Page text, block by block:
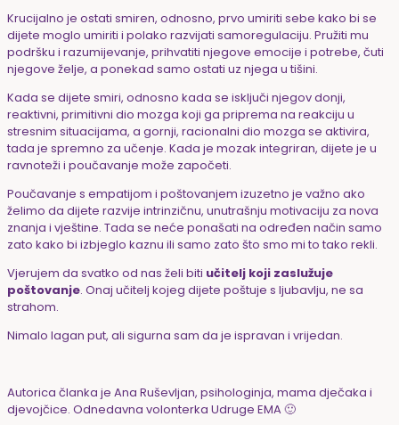
Krucijalno je ostati smiren, odnosno, prvo umiriti sebe kako bi se
dijete moglo umiriti i polako razvijati samoregulaciju. Pružiti mu
podršku i razumijevanje, prihvatiti njegove emocije i potrebe, čuti
njegove želje, a ponekad samo ostati uz njega u tišini.
Kada se dijete smiri, odnosno kada se isključi njegov donji,
reaktivni, primitivni dio mozga koji ga priprema na reakciju u
stresnim situacijama, a gornji, racionalni dio mozga se aktivira,
tada je spremno za učenje. Kada je mozak integriran, dijete je u
ravnoteži i poučavanje može započeti.
Poučavanje s empatijom i poštovanjem izuzetno je važno ako
želimo da dijete razvije intrinzičnu, unutrašnju motivaciju za nova
znanja i vještine. Tada se neće ponašati na određen način samo
zato kako bi izbjeglo kaznu ili samo zato što smo mi to tako rekli.
Vjerujem da svatko od nas želi biti učitelj koji zaslužuje
poštovanje. Onaj učitelj kojeg dijete poštuje s ljubavlju, ne sa
strahom.
Nimalo lagan put, ali sigurna sam da je ispravan i vrijedan.
Autorica članka je Ana Ruševljan, psihologinja, mama dječaka i
djevojčice. Odnedavna volonterka Udruge EMA 🙂